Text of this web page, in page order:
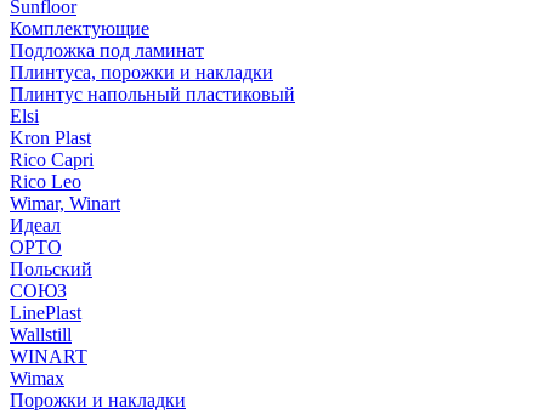
Sunfloor
Комплектующие
Подложка под ламинат
Плинтуса, порожки и накладки
Плинтус напольный пластиковый
Elsi
Kron Plast
Rico Capri
Rico Leo
Wimar, Winart
Идеал
ОРТО
Польский
СОЮЗ
LinePlast
Wallstill
WINART
Wimax
Порожки и накладки